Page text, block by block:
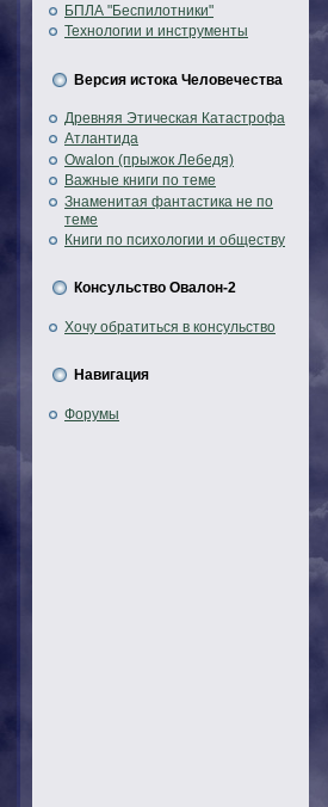
БПЛА "Беспилотники"
Технологии и инструменты
Версия истока Человечества
Древняя Этическая Катастрофа
Атлантида
Owalon (прыжок Лебедя)
Важные книги по теме
Знаменитая фантастика не по
теме
Книги по психологии и обществу
Консульство Овалон-2
Хочу обратиться в консульство
Навигация
Форумы